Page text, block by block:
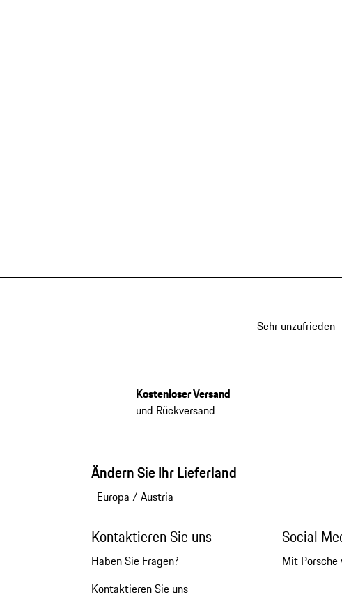
Sehr unzufrieden
Kostenloser Versand
und Rückversand
Ändern Sie Ihr Lieferland
Europa / Austria
Kontaktieren Sie uns
Haben Sie Fragen?
Kontaktieren Sie uns
Social
Mit Porsche